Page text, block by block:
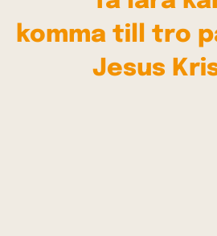
komma till tro
Jesus